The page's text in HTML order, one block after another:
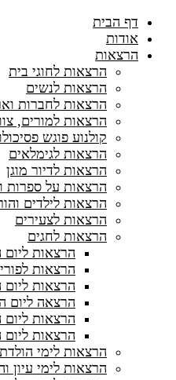
דף הבית
אודות
הרצאות
הרצאות לחוגי בית
הרצאות לנשים
הרצאות לחברות
הרצאות למורים,
קולנוע פוגש
הרצאות לגימלאים
הרצאות לדיור מוגן
הרצאות על ספרות
הרצאות לילדים
הרצאות לצעירים
הרצאות לחגים
הרצאות
הרצאות
הרצאות
הרצאה ליום
הרצאות
הרצאות
הרצאות לימי
הרצאות לימי עיון